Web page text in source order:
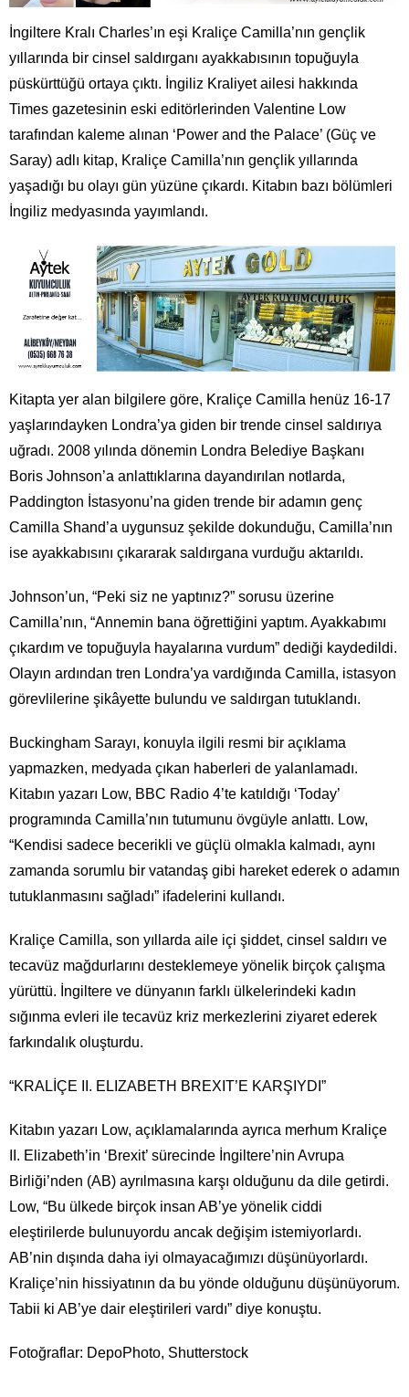
İngiltere Kralı Charles’ın eşi Kraliçe Camilla’nın gençlik
yıllarında bir cinsel saldırganı ayakkabısının topuğuyla
püskürttüğü ortaya çıktı. İngiliz Kraliyet ailesi hakkında
Times gazetesinin eski editörlerinden Valentine Low
tarafından kaleme alınan ‘Power and the Palace’ (Güç ve
Saray) adlı kitap, Kraliçe Camilla’nın gençlik yıllarında
yaşadığı bu olayı gün yüzüne çıkardı. Kitabın bazı bölümleri
İngiliz medyasında yayımlandı.
Kitapta yer alan bilgilere göre, Kraliçe Camilla henüz 16-17
yaşlarındayken Londra’ya giden bir trende cinsel saldırıya
uğradı. 2008 yılında dönemin Londra Belediye Başkanı
Boris Johnson’a anlattıklarına dayandırılan notlarda,
Paddington İstasyonu’na giden trende bir adamın genç
Camilla Shand’a uygunsuz şekilde dokunduğu, Camilla’nın
ise ayakkabısını çıkararak saldırgana vurduğu aktarıldı.
Johnson’un, “Peki siz ne yaptınız?” sorusu üzerine
Camilla’nın, “Annemin bana öğrettiğini yaptım. Ayakkabımı
çıkardım ve topuğuyla hayalarına vurdum” dediği kaydedildi.
Olayın ardından tren Londra’ya vardığında Camilla, istasyon
görevlilerine şikâyette bulundu ve saldırgan tutuklandı.
Buckingham Sarayı, konuyla ilgili resmi bir açıklama
yapmazken, medyada çıkan haberleri de yalanlamadı.
Kitabın yazarı Low, BBC Radio 4’te katıldığı ‘Today’
programında Camilla’nın tutumunu övgüyle anlattı. Low,
“Kendisi sadece becerikli ve güçlü olmakla kalmadı, aynı
zamanda sorumlu bir vatandaş gibi hareket ederek o adamın
tutuklanmasını sağladı” ifadelerini kullandı.
Kraliçe Camilla, son yıllarda aile içi şiddet, cinsel saldırı ve
tecavüz mağdurlarını desteklemeye yönelik birçok çalışma
yürüttü. İngiltere ve dünyanın farklı ülkelerindeki kadın
sığınma evleri ile tecavüz kriz merkezlerini ziyaret ederek
farkındalık oluşturdu.
“KRALİÇE II. ELIZABETH BREXIT’E KARŞIYDI”
Kitabın yazarı Low, açıklamalarında ayrıca merhum Kraliçe
II. Elizabeth’in ‘Brexit’ sürecinde İngiltere’nin Avrupa
Birliği’nden (AB) ayrılmasına karşı olduğunu da dile getirdi.
Low, “Bu ülkede birçok insan AB’ye yönelik ciddi
eleştirilerde bulunuyordu ancak değişim istemiyorlardı.
AB’nin dışında daha iyi olmayacağımızı düşünüyorlardı.
Kraliçe’nin hissiyatının da bu yönde olduğunu düşünüyorum.
Tabii ki AB’ye dair eleştirileri vardı” diye konuştu.
Fotoğraflar: DepoPhoto, Shutterstock